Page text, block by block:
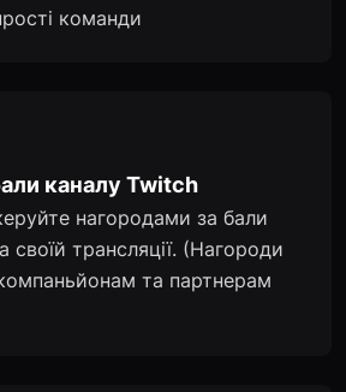
команди
каналу Twitch
нагородами за бали
своїй трансляції. (Нагороди
та партнерам